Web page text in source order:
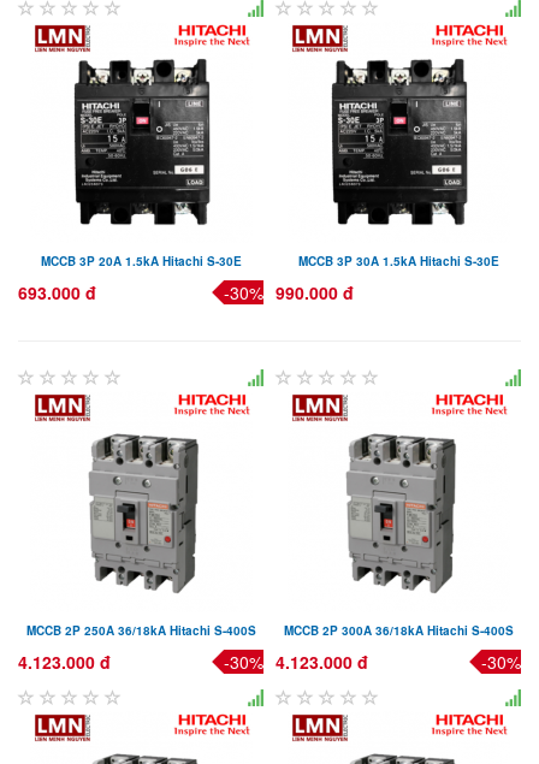
MCCB 3P 20A 1.5kA Hitachi S-30E
693.000 đ -30%
MCCB 3P 30A 1.5kA Hitachi S-30E
990.000 đ
MCCB 2P 250A 36/18kA Hitachi S-400S
4.123.000 đ -30%
MCCB 2P 300A 36/18kA Hitachi S-400S
4.123.000 đ -30%